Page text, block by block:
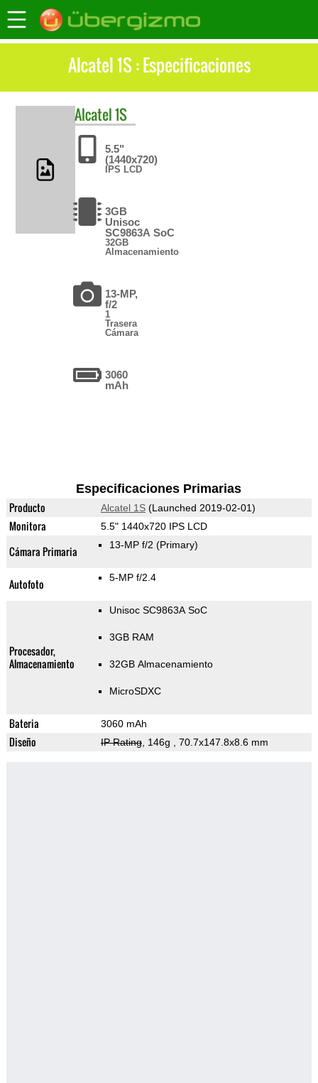
Alcatel 1S : Especificaciones
Alcatel1S
5.5"
(1440x720)
IPS LCD
3GB
Unisoc
SC9863A SoC
32GB
Almacenamiento
13-MP,
f/2
1
Trasera
Cámara
3060
mAh
Especificaciones Primarias
Producto Alcatel 1S(Launched 2019-02-01)
Monitora 5.5" 1440x720 IPS LCD
Cámara Primaria 13-MP f/2 (Primary)
Autofoto 5-MP f/2.4
Procesador,
Almacenamiento
Unisoc SC9863A SoC
3GB RAM
32GB Almacenamiento
MicroSDXC
Bateria 3060 mAh
Diseño IP Rating, 146g , 70.7x147.8x8.6 mm